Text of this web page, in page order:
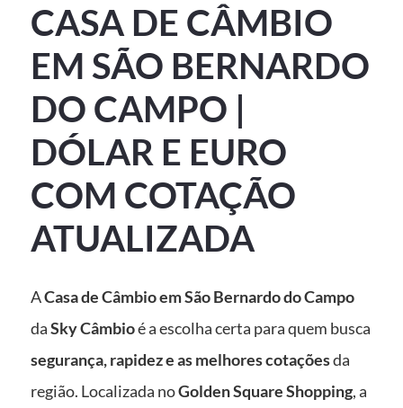
CASA DE CÂMBIO
EM SÃO BERNARDO
DO CAMPO |
DÓLAR E EURO
COM COTAÇÃO
ATUALIZADA
ACasa de Câmbio em São Bernardo do Campo
daSky Câmbioé a escolha certa para quem busca
segurança, rapidez e as melhores cotaçõesda
região. Localizada noGolden Square Shopping, a